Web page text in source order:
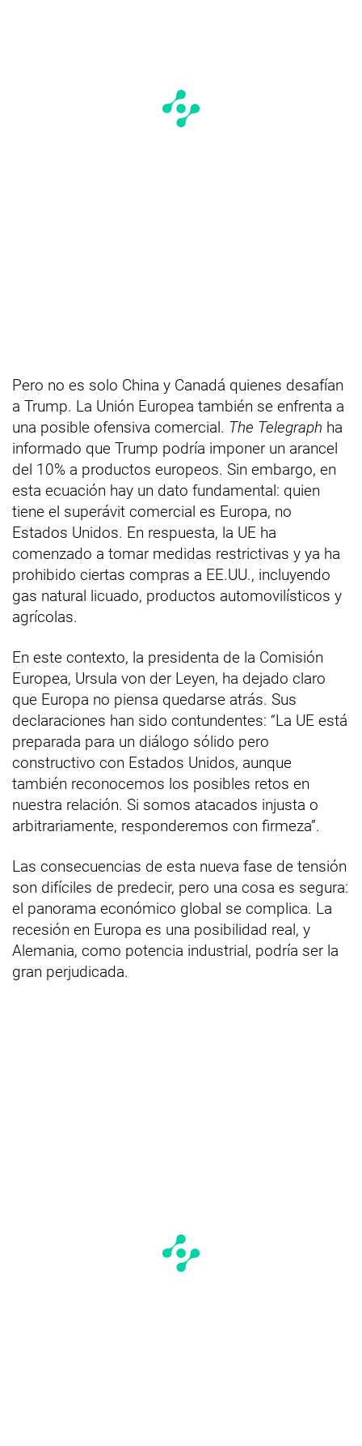
Pero no es solo China y Canadá quienes desafían
a Trump. La Unión Europea también se enfrenta a
una posible ofensiva comercial. The Telegraph ha
informado que Trump podría imponer un arancel
del 10% a productos europeos. Sin embargo, en
esta ecuación hay un dato fundamental: quien
tiene el superávit comercial es Europa, no
Estados Unidos. En respuesta, la UE ha
comenzado a tomar medidas restrictivas y ya ha
prohibido ciertas compras a EE.UU., incluyendo
gas natural licuado, productos automovilísticos y
agrícolas.
En este contexto, la presidenta de la Comisión
Europea, Ursula von der Leyen, ha dejado claro
que Europa no piensa quedarse atrás. Sus
declaraciones han sido contundentes: “La UE está
preparada para un diálogo sólido pero
constructivo con Estados Unidos, aunque
también reconocemos los posibles retos en
nuestra relación. Si somos atacados injusta o
arbitrariamente, responderemos con firmeza”.
Las consecuencias de esta nueva fase de tensión
son difíciles de predecir, pero una cosa es segura:
el panorama económico global se complica. La
recesión en Europa es una posibilidad real, y
Alemania, como potencia industrial, podría ser la
gran perjudicada.